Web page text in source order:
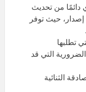
دائمًا من تحديث
حيث توفر
تطلبها
التي قد
الثنائية